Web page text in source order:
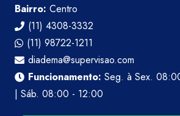
Bairro: Centro
(11) 4308-3332
(11) 98722-1211
diadema@supervisao.com
Funcionamento:Seg. à Sex.
| Sáb. 08:00 - 12:00